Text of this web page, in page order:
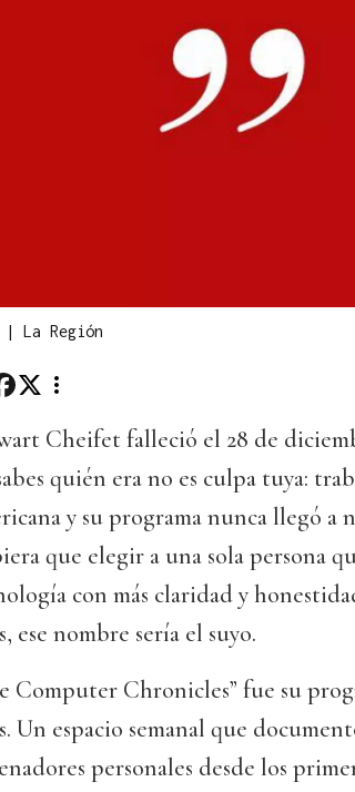
| La Región
Cheifet falleció el 28 de
quién era no es culpa tuya:
y su programa nunca llegó a
que elegir a una sola persona
con más claridad y
ese nombre sería el suyo.
Computer Chronicles” fue su
Un espacio semanal que
personales desde los